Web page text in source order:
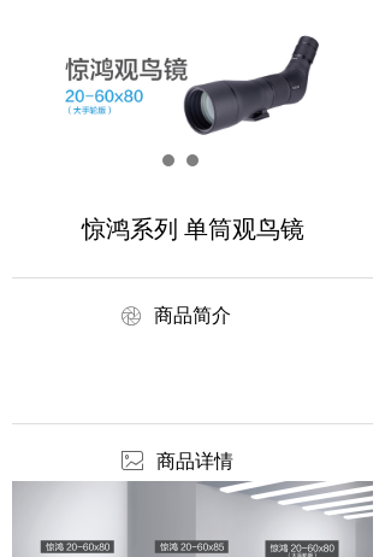
惊鸿系列 单筒观鸟镜
商品简介
商品详情
ꁵ
ꂈ